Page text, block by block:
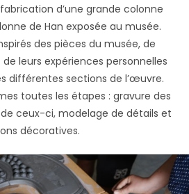
d’une grande colonne
de Han exposée au musée.
des pièces du musée, de
leurs expériences personnelles
différentes sections de l’œuvre.
toutes les étapes : gravure des
ceux-ci, modelage de détails et
décoratives.